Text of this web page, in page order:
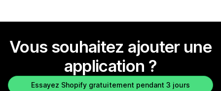
Vous souhaitez ajouter une
application ?
Essayez Shopify gratuitement pendant 3 jours